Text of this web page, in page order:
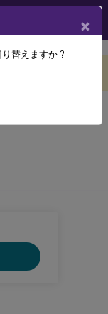
2308
×
替えますか ?